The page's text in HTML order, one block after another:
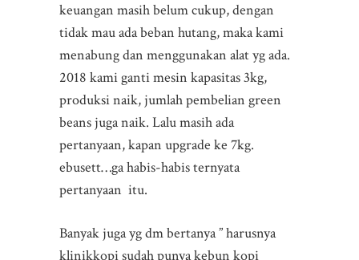
keuangan masih belum cukup, dengan
tidak mau ada beban hutang, maka kami
menabung dan menggunakan alat yg ada.
2018 kami ganti mesin kapasitas 3kg,
produksi naik, jumlah pembelian green
beans juga naik. Lalu masih ada
pertanyaan, kapan upgrade ke 7kg.
ebusett…ga habis-habis ternyata
pertanyaan itu.
Banyak juga yg dm bertanya ” harusnya
klinikkopi sudah punya kebun kopi